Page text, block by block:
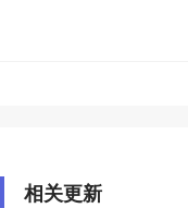
相关更新